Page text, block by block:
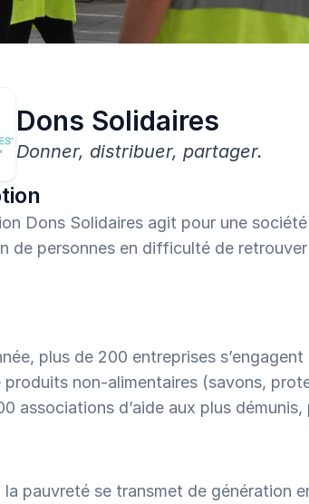
validées, en 1 clic.
Dons Solidaires
Donner, distribuer, partager.
Dons Solidaires agit pour une
de personnes en difficulté de
plus de 200 entreprises
produits non-alimentaires (savons,
associations d’aide aux plus
la pauvreté se transmet de génération